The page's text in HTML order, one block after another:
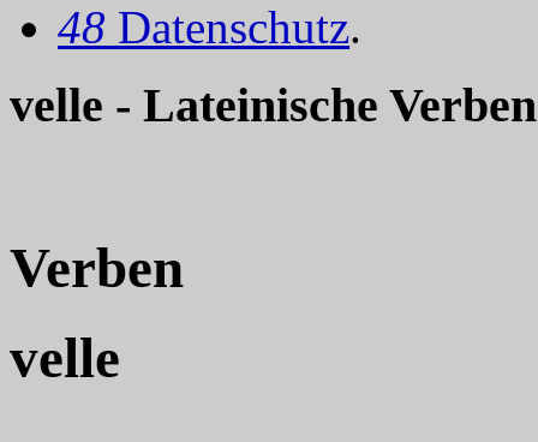
48 Datenschutz.
velle - Lateinische
Verben
velle